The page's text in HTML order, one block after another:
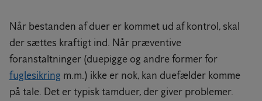
Når bestanden af duer er kommet ud af kontrol, skal
der sættes kraftigt ind. Når præventive
foranstaltninger (duepigge og andre former for
fuglesikring m.m.) ikke er nok, kan duefælder komme
på tale. Det er typisk tamduer, der giver problemer.